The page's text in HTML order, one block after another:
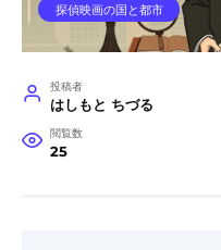
探偵映画の国と都市
投稿者
はしもと ちづる
閲覧数
25